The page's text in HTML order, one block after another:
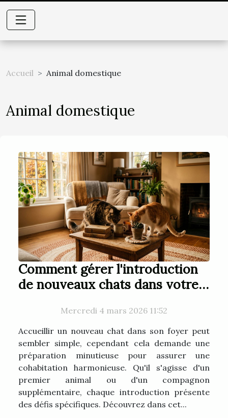
Accueil Animal domestique
Animal domestique
Comment gérer l'introduction
de nouveaux chats dans votre
Mercredi 4 mars 2026 11:52
Accueillir un nouveau chat dans son foyer peut
sembler simple, cependant cela demande une
préparation minutieuse pour assurer une
cohabitation harmonieuse. Qu'il s'agisse d'un
premier animal ou d'un compagnon
supplémentaire, chaque introduction présente
des défis spécifiques. Découvrez dans cet...